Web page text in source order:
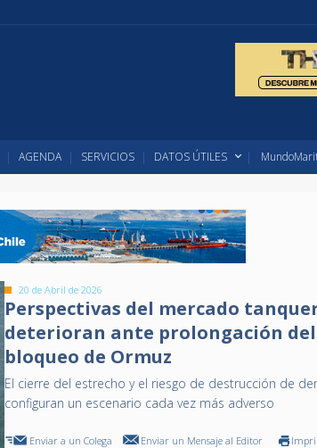
AGENDA SERVICIOS DATOS ÚTILES
20 de Abril de 2026
Perspectivas del mercado
deterioran ante prolongación del
bloqueo de Ormuz
El cierre del estrecho y el riesgo de destrucción de
configuran un escenario cada vez más adverso
Enviar a un Colega Enviar un Mensaje al Editor